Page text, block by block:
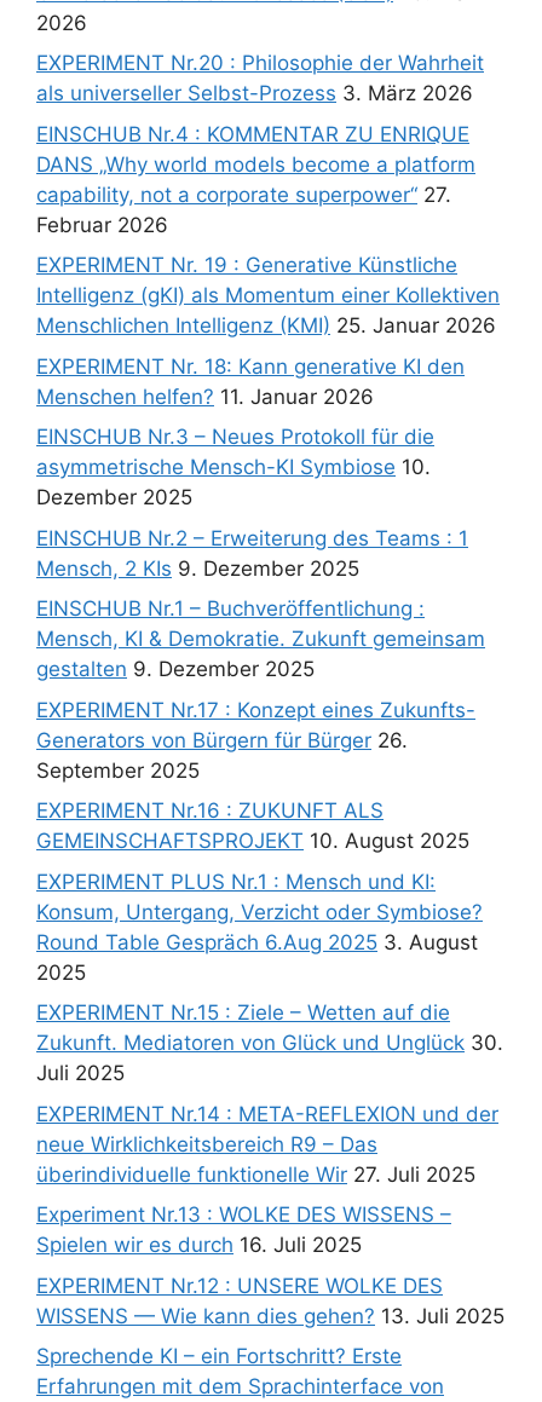
2026
EXPERIMENT Nr.20 : Philosophie der Wahrheit
als universeller Selbst-Prozess 3. März 2026
EINSCHUB Nr.4 : KOMMENTAR ZU ENRIQUE
DANS „Why world models become a platform
capability, not a corporate superpower“ 27.
Februar 2026
EXPERIMENT Nr. 19 : Generative Künstliche
Intelligenz (gKI) als Momentum einer Kollektiven
Menschlichen Intelligenz (KMI) 25. Januar 2026
EXPERIMENT Nr. 18: Kann generative KI den
Menschen helfen? 11. Januar 2026
EINSCHUB Nr.3 – Neues Protokoll für die
asymmetrische Mensch-KI Symbiose 10.
Dezember 2025
EINSCHUB Nr.2 – Erweiterung des Teams : 1
Mensch, 2 KIs 9. Dezember 2025
EINSCHUB Nr.1 – Buchveröffentlichung :
Mensch, KI & Demokratie. Zukunft gemeinsam
gestalten 9. Dezember 2025
EXPERIMENT Nr.17 : Konzept eines Zukunfts-
Generators von Bürgern für Bürger 26.
September 2025
EXPERIMENT Nr.16 : ZUKUNFT ALS
GEMEINSCHAFTSPROJEKT 10. August 2025
EXPERIMENT PLUS Nr.1 : Mensch und KI:
Konsum, Untergang, Verzicht oder Symbiose?
Round Table Gespräch 6.Aug 2025 3. August
2025
EXPERIMENT Nr.15 : Ziele – Wetten auf die
Zukunft. Mediatoren von Glück und Unglück 30.
Juli 2025
EXPERIMENT Nr.14 : META-REFLEXION und der
neue Wirklichkeitsbereich R9 – Das
überindividuelle funktionelle Wir 27. Juli 2025
Experiment Nr.13 : WOLKE DES WISSENS –
Spielen wir es durch 16. Juli 2025
EXPERIMENT Nr.12 : UNSERE WOLKE DES
WISSENS — Wie kann dies gehen? 13. Juli 2025
Sprechende KI – ein Fortschritt? Erste
Erfahrungen mit dem Sprachinterface von